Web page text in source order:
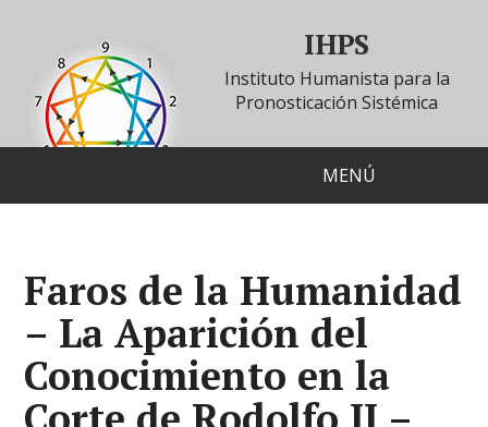
IHPS
Instituto Humanista para la
Pronosticación Sistémica
MENÚ
Faros de la Humanidad
– La Aparición del
Conocimiento en la